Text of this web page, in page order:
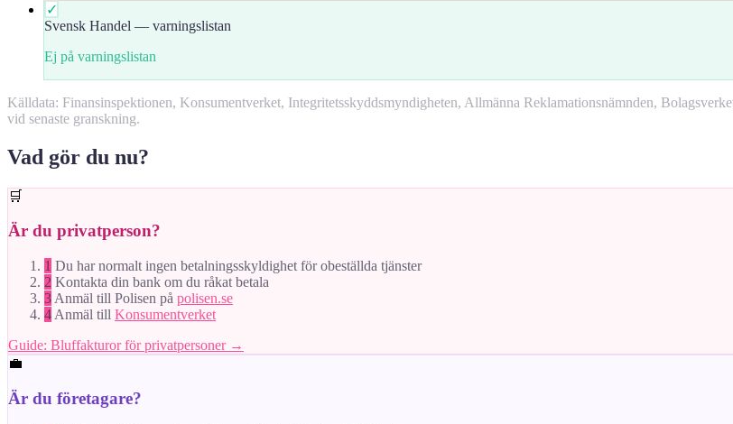
✓
Svensk Handel — varningslistan
Ej på varningslistan
Källdata: Finansinspektionen, Konsumentverket, Integritetsskyddsmyndigheten, Allmänna Reklamationsnämnden,
vid senaste granskning.
Vad gör du nu?
🛒
Är du privatperson?
1 Du har normalt ingen betalningsskyldighet för obeställda tjänster
2 Kontakta din bank om du råkat betala
3 Anmäl till Polisen på polisen.se
4 Anmäl till Konsumentverket
Guide: Bluffakturor för privatpersoner →
💼
Är du företagare?